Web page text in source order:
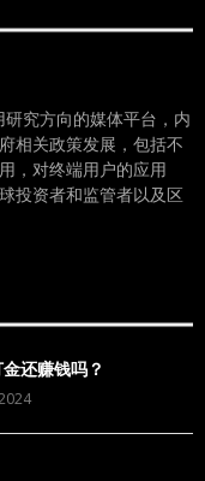
究方向的媒体平台，内
相关政策发展，包括不
，对终端用户的应用
投资者和监管者以及区
还赚钱吗？